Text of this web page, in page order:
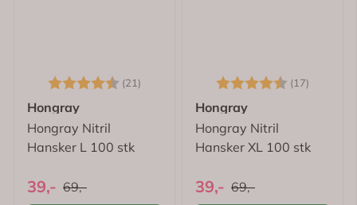
Karakter: (21)
4.5 av 5 mulige
Hongray
Hongray Nitril
Hansker L 100 stk
39,- 69,-
Karakter: (17)
Hongray
Hongray Nitril
Hansker XL 100 stk
39,- 69,-